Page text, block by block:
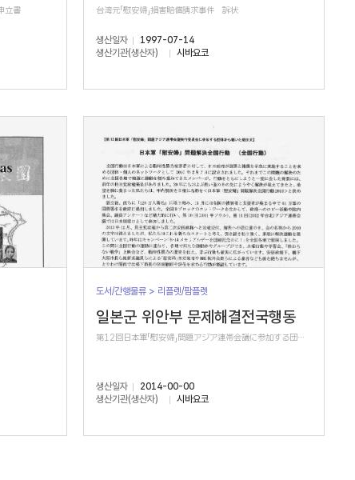
立書 台湾元「慰安婦」損害賠償請求事件 訴状
생산일자
1997-07-14
생산기관(생산자)
시바요코
도서/간행물류 > 리플렛/팜플렛
일본군 위안부 문제해결전국행동
第12回日本軍「慰安婦」問題アジア連帯会議に参加する団体から届いた紹介文
생산일자
2014-00-00
생산기관(생산자)
시바요코